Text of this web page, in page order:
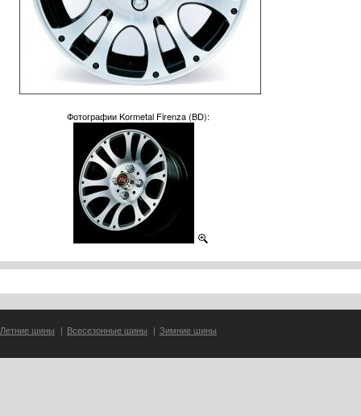
Фотографии Kormetal Firenza (BD):
Летние шины | Всесезонные шины | Зимние шины